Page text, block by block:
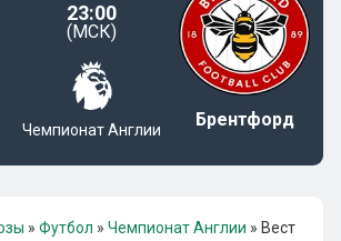
23:00
(МСК)
Чемпионат Англии Брентфорд
» Футбол » Чемпионат Англии » Вест